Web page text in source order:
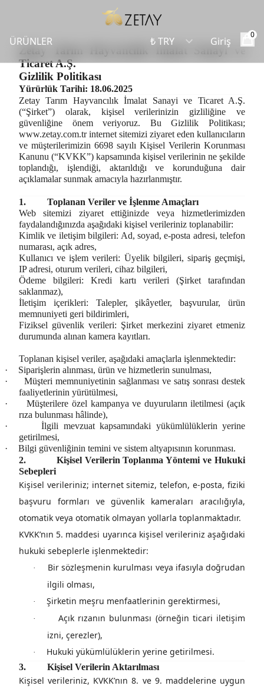
ÜRÜNLER Giriş
0
Zetay Tarım Hayvancılık İmalat Sanayi ve
Ticaret A.Ş.
Gizlilik Politikası
Yürürlük Tarihi: 18.06.2025
Zetay Tarım Hayvancılık İmalat Sanayi ve Ticaret A.Ş.
(“Şirket”) olarak, kişisel verilerinizin gizliliğine ve
güvenliğine önem veriyoruz. Bu Gizlilik Politikası;
www.zetay.com.trinternet sitemizi ziyaret eden kullanıcıların
ve müşterilerimizin 6698 sayılı Kişisel Verilerin Korunması
Kanunu (“KVKK”) kapsamında kişisel verilerinin ne şekilde
toplandığı, işlendiği, aktarıldığı ve korunduğuna dair
açıklamalar sunmak amacıyla hazırlanmıştır.
1.
Toplanan Veriler ve İşlenme Amaçları
Web sitemizi ziyaret ettiğinizde veya hizmetlerimizden
faydalandığınızda aşağıdaki kişisel verileriniz toplanabilir:
Kimlik ve iletişim bilgileri: Ad, soyad, e-posta adresi, telefon
numarası, açık adres,
Kullanıcı ve işlem verileri: Üyelik bilgileri, sipariş geçmişi,
IP adresi, oturum verileri, cihaz bilgileri,
Ödeme bilgileri: Kredi kartı verileri (Şirket tarafından
saklanmaz),
İletişim içerikleri: Talepler, şikâyetler, başvurular,
ürün
memnuniyeti geri bildirimleri,
Fiziksel güvenlik verileri: Şirket merkezini ziyaret etmeniz
durumunda alınan kamera kayıtları.
Toplanan kişisel veriler, aşağıdaki amaçlarla işlenmektedir:
·
Siparişlerin alınması, ürün ve hizmetlerin sunulması,
·
Müşteri memnuniyetinin sağlanması ve satış sonrası destek
faaliyetlerinin yürütülmesi,
·
Müşterilere özel kampanya ve duyuruların iletilmesi (açık
rıza bulunması hâlinde),
·
İlgili mevzuat kapsamındaki yükümlülüklerin yerine
getirilmesi,
·
Bilgi güvenliğinin temini ve sistem altyapısının korunması.
2.
Kişisel Verilerin Toplanma Yöntemi ve Hukuki
Sebepleri
Kişisel verileriniz; internet sitemiz, telefon, e-posta, fiziki
başvuru formları ve güvenlik kameraları aracılığıyla,
otomatik veya otomatik olmayan yollarla toplanmaktadır.
KVKK’nın 5. maddesi uyarınca kişisel verileriniz aşağıdaki
hukuki sebeplerle işlenmektedir:
·
Bir sözleşmenin kurulması veya ifasıyla doğrudan
ilgili olması,
· Şirketin meşru menfaatlerinin gerektirmesi,
·
Açık rızanın bulunması (örneğin ticari iletişim
izni, çerezler),
· Hukuki yükümlülüklerin yerine getirilmesi.
3. Kişisel Verilerin Aktarılması
Kişisel verileriniz, KVKK’nın 8. ve 9. maddelerine uygun